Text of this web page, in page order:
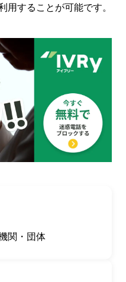
用することが可能です。
関・団体